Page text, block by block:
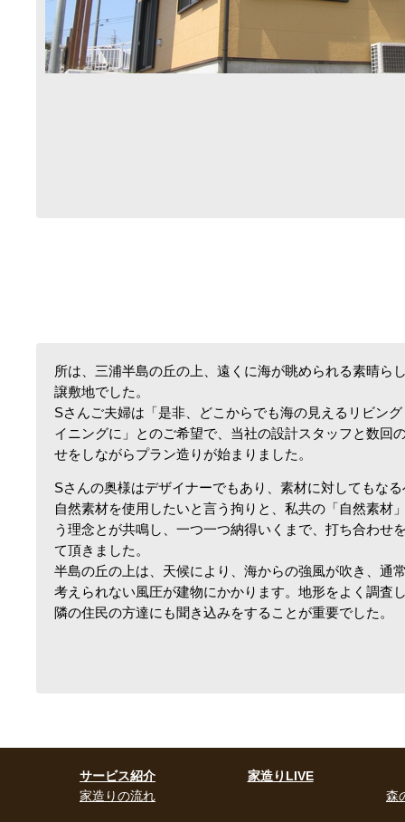
所は、三浦半島の丘の上、遠くに海が眺められる素晴ら
譲敷地でした。
Sさんご夫婦は「是非、どこからでも海の見えるリビン
イニングに」とのご希望で、当社の設計スタッフと数回
せをしながらプラン造りが始まりました。
Sさんの奥様はデザイナーでもあり、素材に対してもな
自然素材を使用したいと言う拘りと、私共の「自然素材
う理念とが共鳴し、一つ一つ納得いくまで、打ち合わせ
て頂きました。
半島の丘の上は、天候により、海からの強風が吹き、通
考えられない風圧が建物にかかります。地形をよく調査
隣の住民の方達にも聞き込みをすることが重要でした。
サービス紹介
家造りの流れ
家造りLIVE
森